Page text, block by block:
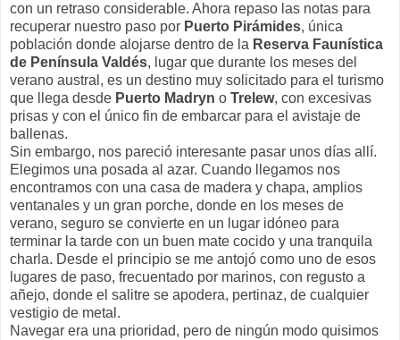
con un retraso considerable. Ahora repaso las notas para
recuperar nuestro paso por Puerto Pirámides, única
población donde alojarse dentro de la Reserva Faunística
de Península Valdés, lugar que durante los meses del
verano austral, es un destino muy solicitado para el turismo
que llega desde Puerto Madryn o Trelew, con excesivas
prisas y con el único fin de embarcar para el avistaje de
ballenas.
Sin embargo, nos pareció interesante pasar unos días allí.
Elegimos una posada al azar. Cuando llegamos nos
encontramos con una casa de madera y chapa, amplios
ventanales y un gran porche, donde en los meses de
verano, seguro se convierte en un lugar idóneo para
terminar la tarde con un buen mate cocido y una tranquila
charla. Desde el principio se me antojó como uno de esos
lugares de paso, frecuentado por marinos, con regusto a
añejo, donde el salitre se apodera, pertinaz, de cualquier
vestigio de metal.
Navegar era una prioridad, pero de ningún modo quisimos